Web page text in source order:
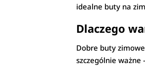
idealne buty na
Dlaczego
Dobre buty
szczególnie